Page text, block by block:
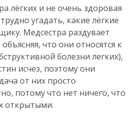
лёгких и не очень здоровая
угадать, какие лёгкие
Медсестра раздувает
что они относятся к
болезни легких),
исчез, поэтому они
от них просто
потому что нет ничего, что
открытыми.